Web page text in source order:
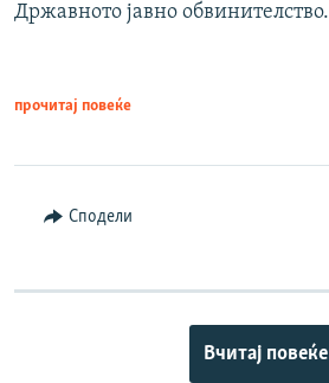
Државното јавно обвинителство.
прочитај повеќе
Сподели
Вчитај повеќе